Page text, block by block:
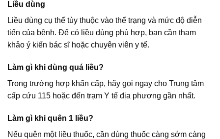
Liều dùng
Liều dùng cụ thể tùy thuộc vào thể trạng và mức độ diễn
tiến của bệnh. Để có liều dùng phù hợp, bạn cần tham
khảo ý kiến bác sĩ hoặc chuyên viên y tế.
Làm gì khi dùng quá liều?
Trong trường hợp khẩn cấp, hãy gọi ngay cho Trung tâm
cấp cứu 115 hoặc đến trạm Y tế địa phương gần nhất.
Làm gì khi quên 1 liều?
Nếu quên một liều thuốc, cần dùng thuốc càng sớm càng